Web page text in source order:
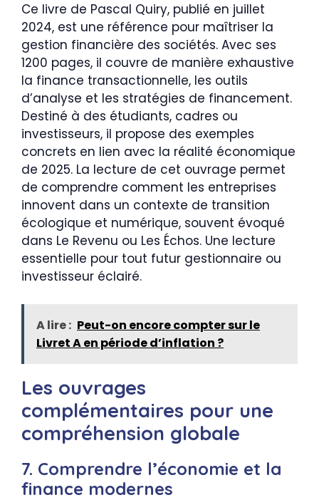
Ce livre de Pascal Quiry, publié en juillet
2024, est une référence pour maîtriser la
gestion financière des sociétés. Avec ses
1200 pages, il couvre de manière exhaustive
la finance transactionnelle, les outils
d’analyse et les stratégies de financement.
Destiné à des étudiants, cadres ou
investisseurs, il propose des exemples
concrets en lien avec la réalité économique
de 2025. La lecture de cet ouvrage permet
de comprendre comment les entreprises
innovent dans un contexte de transition
écologique et numérique, souvent évoqué
dans Le Revenu ou Les Échos. Une lecture
essentielle pour tout futur gestionnaire ou
investisseur éclairé.
A lire : Peut-on encore compter sur le
Livret A en période d’inflation ?
Les ouvrages
complémentaires pour une
compréhension globale
7. Comprendre l’économie et la
finance modernes